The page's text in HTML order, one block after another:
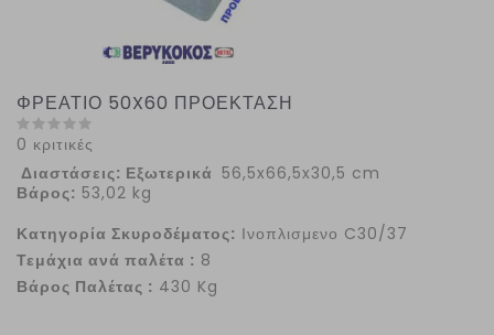
ΦΡΕΑΤΙΟ 50X60 ΠΡΟΕΚΤΑΣΗ
0 κριτικές
Διαστάσεις: Εξωτερικά 56,5x66,5x30,5 cm
Βάρος: 53,02 kg
Κατηγορία Σκυροδέματος: Ινοπλισμενο C30/37
Τεμάχια ανά παλέτα : 8
Βάρος Παλέτας : 430 Kg